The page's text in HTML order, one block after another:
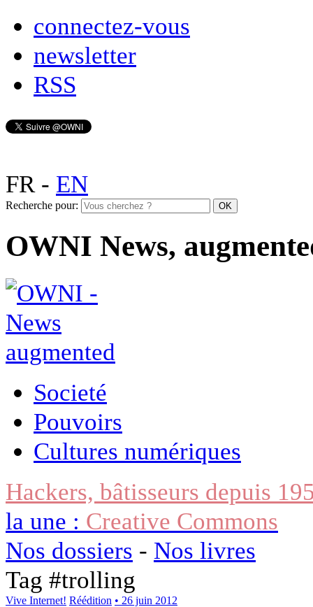
connectez-vous
newsletter
RSS
FR- EN
Recherche pour:
OWNI News,
Societé
Pouvoirs
Cultures numériques
Hackers, bâtisseurs depuis
la une : Creative Commons
Nos dossiers - Nos livres
Tag #trolling
Vive Internet! Réédition • 26 juin 2012